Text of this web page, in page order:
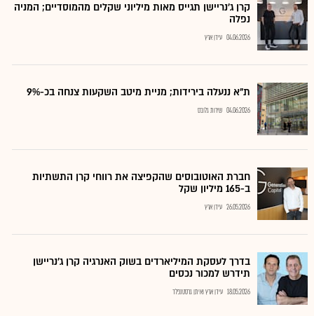
קרן ג'נריישן תגייס מאות מיליוני שקלים מהמוסדיים; המניה
נפלה
04.06.2026 עידן ארץ
ת"א ננעלה בירידות; מניית מיטב השקעות צנחה בכ-9%
04.06.2026 שירות גלובס
חברת האוטובוסים שהקפיצה את רווחי קרן התשתיות
ב-165 מיליון שקל
26.05.2026 עידן ארץ
בדרך לעסקת המיליארדים בשוק האנרגיה קרן ג'נריישן
תידרש למכור נכסים
18.05.2026 עידן ארץ ואיתן גרסטנפלד